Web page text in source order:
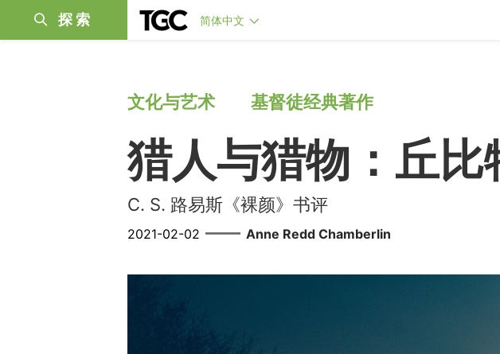
探索 简体中文
文化与艺术 基督徒经典著作
猎人与猎物：丘比
C. S. 路易斯《裸颜》书评
2021-02-02 —— Anne Redd Chamberlin